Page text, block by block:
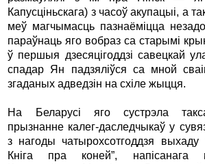
Капусціньскага) з часоў акупацыі, а
меў магчымасць пазнаёміцца
параўнаць яго вобраз са старымі
ў першыя дзесяцігоддзі савецкай
спадар Ян падзяліўся са мной
згаданых адведзін на схіле жыцця.
На Беларусі яго сустрэла
прызнанне калег-даследчыкаў у
з нагоды чатырохсотгоддзя выхаду
Кніга пра коней”,